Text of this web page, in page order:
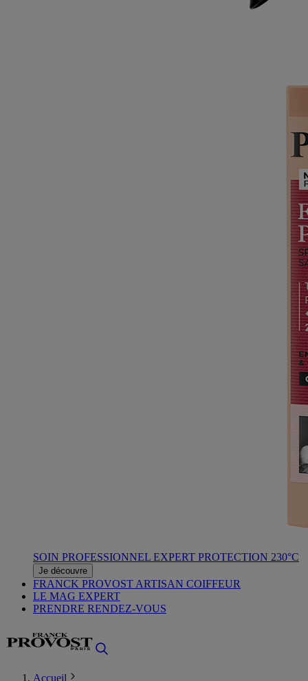
SOIN PROFESSIONNEL EXPERT PROTECTION 230°C
Je découvre
FRANCK PROVOST ARTISAN COIFFEUR
LE MAG EXPERT
PRENDRE RENDEZ-VOUS
Accueil